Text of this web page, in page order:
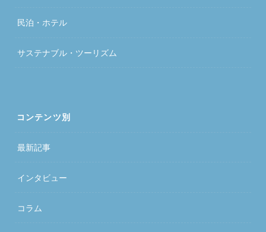
民泊・ホテル
サステナブル・ツーリズム
コンテンツ別
最新記事
インタビュー
コラム